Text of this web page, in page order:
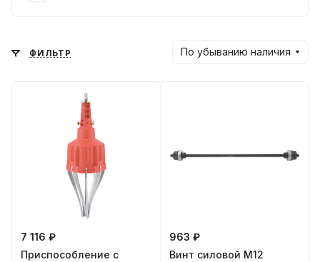
ФИЛЬТР По убыванию наличия
7 116 ₽
Приспособление с
963 ₽
Винт силовой М12